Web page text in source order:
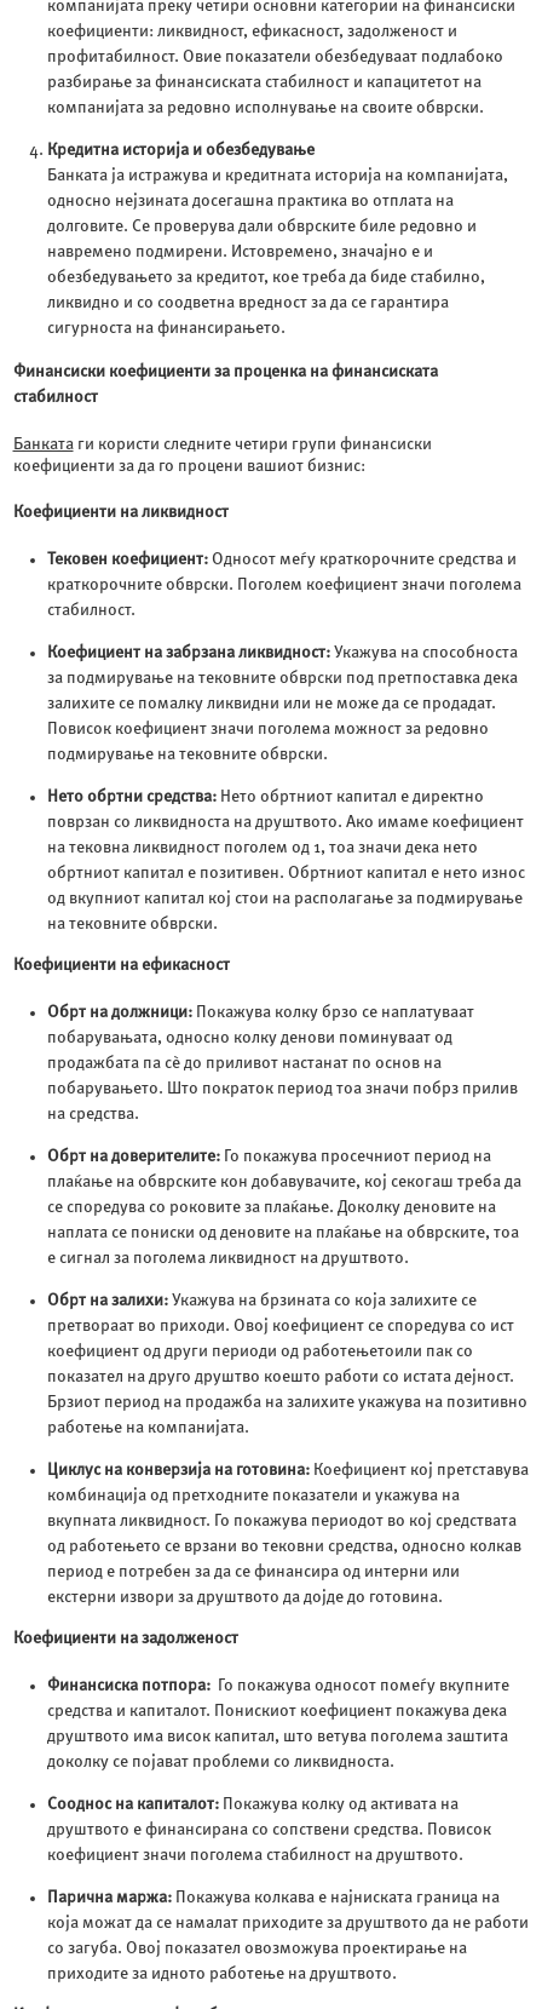
компанијата преку четири основни категории на финансиски
коефициенти: ликвидност, ефикасност, задолженост и
профитабилност. Овие показатели обезбедуваат подлабоко
разбирање за финансиската стабилност и капацитетот на
компанијата за редовно исполнување на своите обврски.
Кредитна историја и обезбедување
Банката ја истражува и кредитната историја на компанијата,
односно нејзината досегашна практика во отплата на
долговите. Се проверува дали обврските биле редовно и
навремено подмирени. Истовремено, значајно е и
обезбедувањето за кредитот, кое треба да биде стабилно,
ликвидно и со соодветна вредност за да се гарантира
сигурноста на финансирањето.
Финансиски коефициенти за проценка на финансиската
стабилност
Банкатаги користи следните четири групи финансиски
коефициенти за да го процени вашиот бизнис:
Коефициенти на ликвидност
Тековен коефициент:Односот меѓу краткорочните средства и
краткорочните обврски. Поголем коефициент значи поголема
стабилност.
Коефициент на забрзана ликвидност:Укажува на способноста
за подмирување на тековните обврски под претпоставка дека
залихите се помалку ликвидни или не може да се продадат.
Повисок коефициент значи поголема можност за редовно
подмирување на тековните обврски.
Нето обртни средства:Нето обртниот капитал е директно
поврзан со ликвидноста на друштвото. Ако имаме коефициент
на тековна ликвидност поголем од 1, тоа значи дека нето
обртниот капитал е позитивен. Обртниот капитал е нето износ
од вкупниот капитал кој стои на располагање за подмирување
на тековните обврски.
Коефициенти на ефикасност
Обрт на должници:Покажува колку брзо се наплатуваат
побарувањата, односно колку денови поминуваат од
продажбата па сѐ до приливот настанат по основ на
побарувањето. Што пократок период тоа значи побрз прилив
на средства.
Обрт на доверителите:Го покажува просечниот период на
плаќање на обврските кон добавувачите, кој секогаш треба да
се споредува со роковите за плаќање. Доколку деновите на
наплата се пониски од деновите на плаќање на обврските, тоа
е сигнал за поголема ликвидност на друштвото.
Обрт на залихи:Укажува на брзината со која залихите се
претвораат во приходи. Овој коефициент се споредува со ист
коефициент од други периоди од работењетоили пак со
показател на друго друштво коешто работи со истата дејност.
Брзиот период на продажба на залихите укажува на позитивно
работење на компанијата.
Циклус на конверзија на готовина:Коефициент кој претставува
комбинација од претходните показатели и укажува на
вкупната ликвидност. Го покажува периодот во кој средствата
од работењето се врзани во тековни средства, односно колкав
период е потребен за да се финансира од интерни или
екстерни извори за друштвото да дојде до готовина.
Коефициенти на задолженост
Финансиска потпора:Го покажува односот помеѓу вкупните
средства и капиталот. Понискиот коефициент покажува дека
друштвото има висок капитал, што ветува поголема заштита
доколку се појават проблеми со ликвидноста.
Сооднос на капиталот:Покажува колку од активата на
друштвото е финансирана со сопствени средства. Повисок
коефициент значи поголема стабилност на друштвото.
Парична маржа:Покажува колкава е најниската граница на
која можат да се намалат приходите за друштвото да не работи
со загуба. Овој показател овозможува проектирање на
приходите за идното работење на друштвото.